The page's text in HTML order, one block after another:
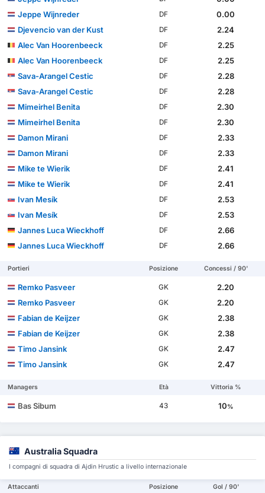
Jeppe Wijnreder
DF
0.00
Djevencio van der Kust
DF
2.24
Alec Van Hoorenbeeck
DF
2.25
Alec Van Hoorenbeeck
DF
2.25
Sava-Arangel Cestic
DF
2.28
Sava-Arangel Cestic
DF
2.28
Mimeirhel Benita
DF
2.30
Mimeirhel Benita
DF
2.30
Damon Mirani
DF
2.33
Damon Mirani
DF
2.33
Mike te Wierik
DF
2.41
Mike te Wierik
DF
2.41
Ivan Mesík
DF
2.53
Ivan Mesík
DF
2.53
Jannes Luca Wieckhoff
DF
2.66
Jannes Luca Wieckhoff
DF 2.66
Portieri Posizione Concessi / 90'
Remko Pasveer GK
2.20
Remko Pasveer
GK
2.20
Fabian de Keijzer
GK
2.38
Fabian de Keijzer
GK
2.38
Timo Jansink
GK
2.47
Timo Jansink
GK 2.47
Managers Età Vittoria %
Bas Sibum 43 10%
Australia Squadra
I compagni di squadra di Ajdin Hrustic a livello internazionale
Attaccanti Posizione Gol / 90'